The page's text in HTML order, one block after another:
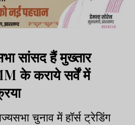
सांसद हैं मुख्तार
के कराये सर्वें में
चुनाव में हॉर्स ट्रेडिंग